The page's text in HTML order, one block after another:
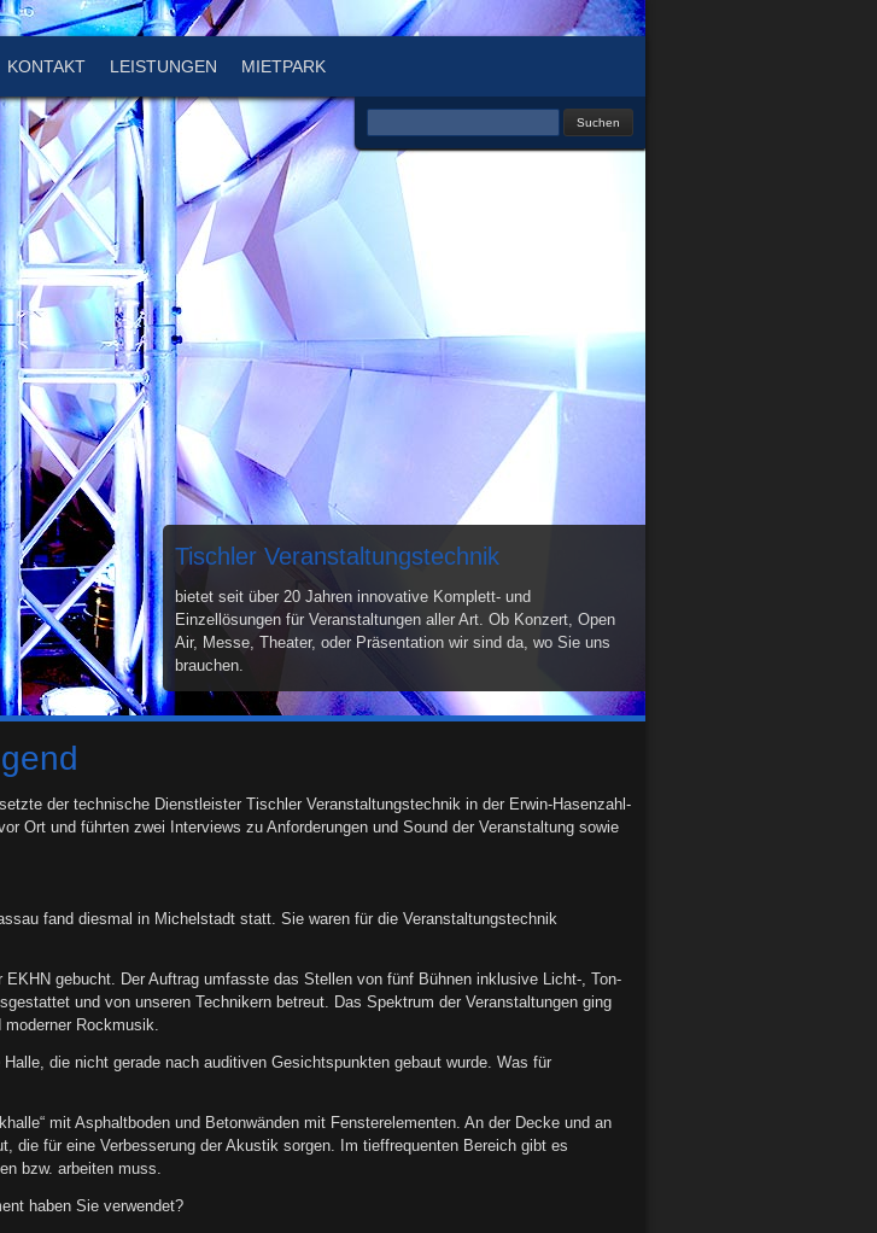
KONTAKT LEISTUNGEN MIETPARK
Tischler Veranstaltungstechnik
bietet seit über 20 Jahren innovative Komplett- und
Einzellösungen für Veranstaltungen aller Art. Ob Konzert, Open
Air, Messe, Theater, oder Präsentation wir sind da, wo Sie uns
brauchen.
der technische Dienstleister Tischler Veranstaltungstechnik in der Erwin-Hasenzahl-
Ort und führten zwei Interviews zu Anforderungen und Sound der Veranstaltung sowie
fand diesmal in Michelstadt statt. Sie waren für die Veranstaltungstechnik
gebucht. Der Auftrag umfasste das Stellen von fünf Bühnen inklusive Licht-, Ton-
und von unseren Technikern betreut. Das Spektrum der Veranstaltungen ging
Rockmusik.
die nicht gerade nach auditiven Gesichtspunkten gebaut wurde. Was für
mit Asphaltboden und Betonwänden mit Fensterelementen. An der Decke und an
die für eine Verbesserung der Akustik sorgen. Im tieffrequenten Bereich gibt es
bzw. arbeiten muss.
haben Sie verwendet?